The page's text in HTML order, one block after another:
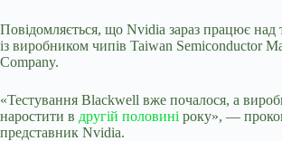
Повідомляється, що Nvidia зараз працює над
із виробником чипів Taiwan Semiconductor
Company.
«Тестування Blackwell вже почалося, а
наростити в другій половині року», —
представник Nvidia.